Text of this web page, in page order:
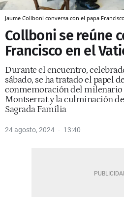
Jaume Collboni conversa con el papa Francisco
Collboni se reúne
Francisco en el
Durante el encuentro,
sábado, se ha tratado el papel
conmemoración del milenario
Montserrat y la culminación de
Sagrada Família
24 agosto, 2024 13:40